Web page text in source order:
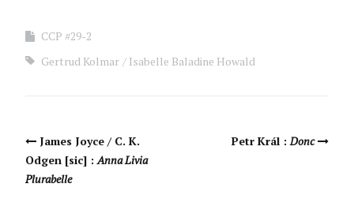
CCP #29-2
Gertrud Kolmar
Isabelle Baladine Howald
Navigation Article
James Joyce / C. K.
Odgen [sic] :Anna Livia
Plurabelle
Petr Král :Donc